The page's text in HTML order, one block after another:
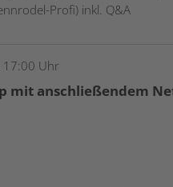
Profi) inkl. Q&A
17:00 Uhr
mit anschließendem